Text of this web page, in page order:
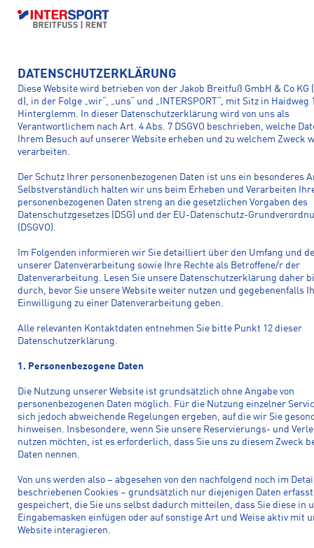
SKIVERLEIH
BIKEVERLEIH
Bikes mieten Bike Coaching
Trek Bike Testcenter
KONTAKT
DE
FlexMade
Impressum
Datenschutzerklärung Barrierefreiheitserklärung
KONTAKT
+43 6541 21200
hello@intersport-breitfuss.at
Jobs
DATENSCHUTZERKLÄRUNG
Diese Website wird betrieben von der Jakob Breitfuß GmbH & Co KG
d), in der Folge „wir“, „uns“ und „INTERSPORT“, mit Sitz in Haidweg
Hinterglemm. In dieser Datenschutzerklärung wird von uns als
Verantwortlichem nach Art. 4 Abs. 7 DSGVO beschrieben, welche
Ihrem Besuch auf unserer Website erheben und zu welchem Zweck
verarbeiten.
Der Schutz Ihrer personenbezogenen Daten ist uns ein besonderes
Selbstverständlich halten wir uns beim Erheben und Verarbeiten
personenbezogenen Daten streng an die gesetzlichen Vorgaben des
Datenschutzgesetzes (DSG) und der EU-Datenschutz-
(DSGVO).
Im Folgenden informieren wir Sie detailliert über den Umfang und
unserer Datenverarbeitung sowie Ihre Rechte als Betroffene/r der
Datenverarbeitung. Lesen Sie unsere Datenschutzerklärung daher
durch, bevor Sie unsere Website weiter nutzen und gegebenenfalls
Einwilligung zu einer Datenverarbeitung geben.
Alle relevanten Kontaktdaten entnehmen Sie bitte Punkt 12 dieser
Datenschutzerklärung.
1. Personenbezogene Daten
Die Nutzung unserer Website ist grundsätzlich ohne Angabe von
personenbezogenen Daten möglich. Für die Nutzung einzelner
sich jedoch abweichende Regelungen ergeben, auf die wir Sie
hinweisen. Insbesondere, wenn Sie unsere Reservierungs- und
nutzen möchten, ist es erforderlich, dass Sie uns zu diesem Zweck
Daten nennen.
Von uns werden also – abgesehen von den nachfolgend noch im
beschriebenen Cookies – grundsätzlich nur diejenigen Daten
gespeichert, die Sie uns selbst dadurch mitteilen, dass Sie diese in
Eingabemasken einfügen oder auf sonstige Art und Weise aktiv mit
Website interagieren.